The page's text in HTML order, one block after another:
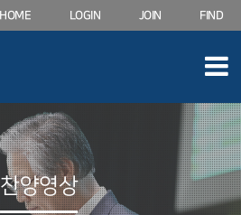
HOME LOGIN JOIN FIND
찬양영상